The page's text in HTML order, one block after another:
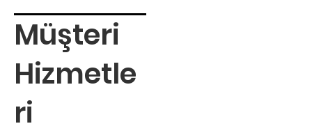
Müşteri
Hizmetle
ri